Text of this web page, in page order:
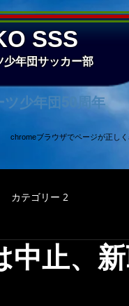
SSS
少年団サッカー部
ツ少年団50周年
chromeブラウザでページが正し
カテゴリー 2
止、新